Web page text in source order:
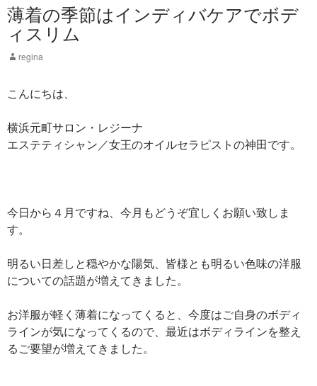
薄着の季節はインディバケアでボデ
ィスリム
regina
こんにちは、
横浜元町サロン・レジーナ
エステティシャン／女王のオイルセラピストの神田です。
今日から４月ですね、今月もどうぞ宜しくお願い致しま
す。
明るい日差しと穏やかな陽気、皆様とも明るい色味の洋服
についての話題が増えてきました。
お洋服が軽く薄着になってくると、今度はご自身のボディ
ラインが気になってくるので、最近はボディラインを整え
るご要望が増えてきました。